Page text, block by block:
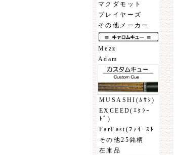
マクダモット
プレイヤーズ
その他メーカー
Mezz
Adam
MUSASHI(ﾑｻｼ)
EXCEED(ｴｸｼｰ
ﾄﾞ)
FarEast(ﾌｧｲｰｽﾄ
その他25銘柄
在庫品